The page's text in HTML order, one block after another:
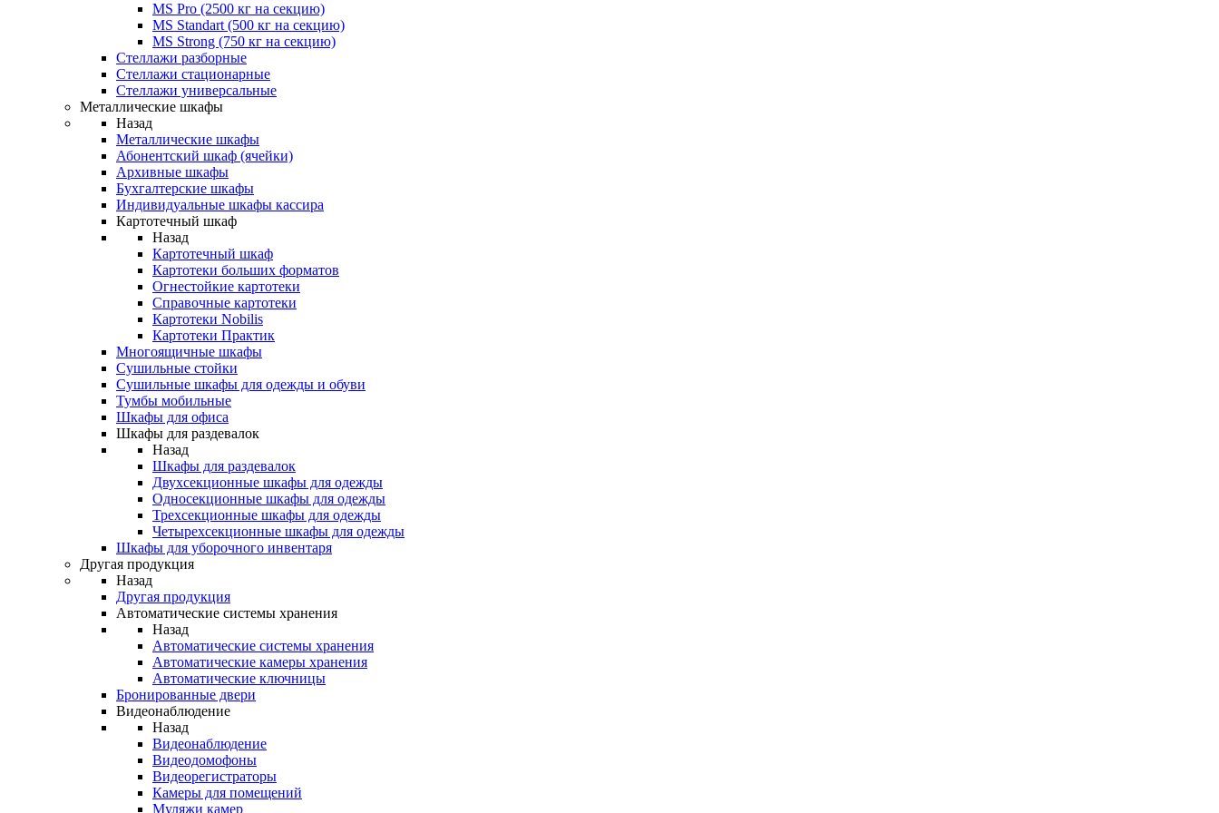
MS Pro (2500 кг на секцию)
MS Standart (500 кг на секцию)
MS Strong (750 кг на секцию)
Стеллажи разборные
Стеллажи стационарные
Стеллажи универсальные
Металлические шкафы
Назад
Металлические шкафы
Абонентский шкаф (ячейки)
Архивные шкафы
Бухгалтерские шкафы
Индивидуальные шкафы кассира
Картотечный шкаф
Назад
Картотечный шкаф
Картотеки больших форматов
Огнестойкие картотеки
Справочные картотеки
Картотеки Nobilis
Картотеки Практик
Многоящичные шкафы
Сушильные стойки
Сушильные шкафы для одежды и обуви
Тумбы мобильные
Шкафы для офиса
Шкафы для раздевалок
Назад
Шкафы для раздевалок
Двухсекционные шкафы для одежды
Односекционные шкафы для одежды
Трехсекционные шкафы для одежды
Четырехсекционные шкафы для одежды
Шкафы для уборочного инвентаря
Другая продукция
Назад
Другая продукция
Автоматические системы хранения
Назад
Автоматические системы хранения
Автоматические камеры хранения
Автоматические ключницы
Бронированные двери
Видеонаблюдение
Назад
Видеонаблюдение
Видеодомофоны
Видеорегистраторы
Камеры для помещений
Муляжи камер